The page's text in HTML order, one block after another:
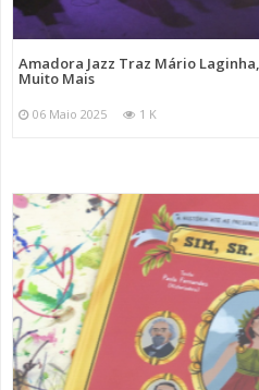
Amadora Jazz Traz Mário
Muito Mais
06 Maio 2025 1 K